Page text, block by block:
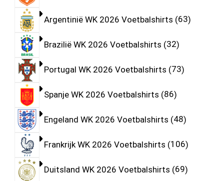
Argentinië WK 2026 Voetbalshirts 63
Brazilië WK 2026 Voetbalshirts 32
Portugal WK 2026 Voetbalshirts 73
Spanje WK 2026 Voetbalshirts 86
Engeland WK 2026 Voetbalshirts 48
Frankrijk WK 2026 Voetbalshirts 106
Duitsland WK 2026 Voetbalshirts 69